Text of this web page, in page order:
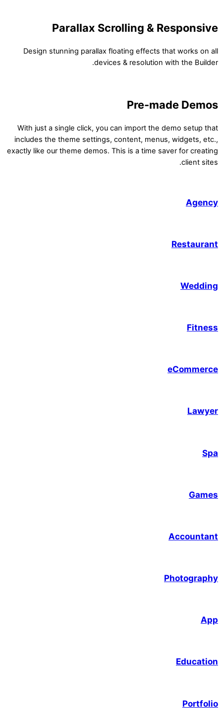
Parallax Scrolling & Responsive
Design stunning parallax floating effects that works on all
devices & resolution with the Builder.
Pre-made Demos
With just a single click, you can import the demo setup that
includes the theme settings, content, menus, widgets, etc.,
exactly like our theme demos. This is a time saver for creating
client sites.
Agency
Restaurant
Wedding
Fitness
eCommerce
Lawyer
Spa
Games
Accountant
Photography
App
Education
Portfolio